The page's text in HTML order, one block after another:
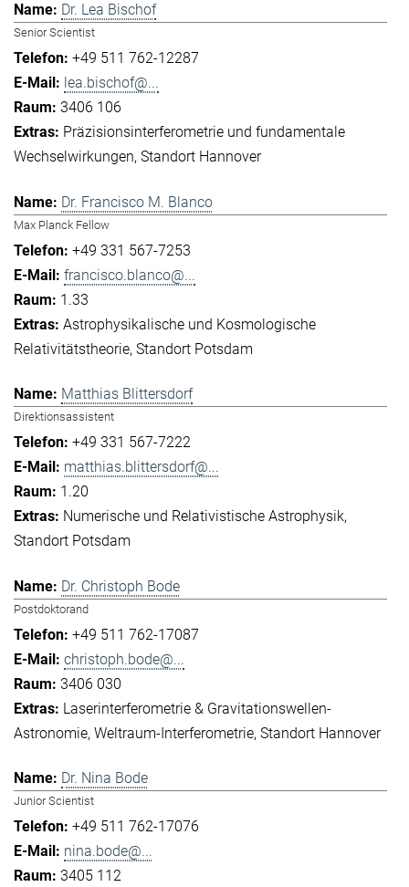
Dr. Lea Bischof
Senior Scientist
+49 511 762-12287
lea.bischof@...
3406 106
Präzisionsinterferometrie und fundamentale
Wechselwirkungen Standort Hannover
Dr. Francisco M. Blanco
Max Planck Fellow
+49 331 567-7253
francisco.blanco@...
1.33
Astrophysikalische und Kosmologische
Relativitätstheorie Standort Potsdam
Matthias Blittersdorf
Direktionsassistent
+49 331 567-7222
matthias.blittersdorf@...
1.20
Numerische und Relativistische Astrophysik
Standort Potsdam
Dr. Christoph Bode
Postdoktorand
+49 511 762-17087
christoph.bode@...
3406 030
Laserinterferometrie & Gravitationswellen-
Astronomie Weltraum-Interferometrie Standort Hannover
Dr. Nina Bode
Junior Scientist
+49 511 762-17076
nina.bode@...
3405 112